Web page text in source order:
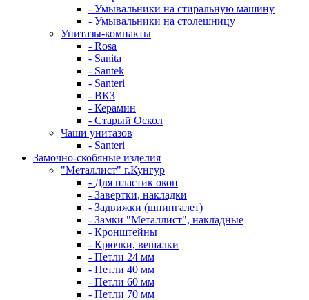
- Умывальники на стиральную машину
- Умывальники на столешницу
Унитазы-компакты
- Rosa
- Sanita
- Santek
- Santeri
- ВКЗ
- Керамин
- Старый Оскол
Чаши унитазов
- Santeri
Замочно-скобяные изделия
"Металлист" г.Кунгур
- Для пластик окон
- Завертки, накладки
- Задвижки (шпингалет)
- Замки "Металлист", накладные
- Кронштейны
- Крючки, вешалки
- Петли 24 мм
- Петли 40 мм
- Петли 60 мм
- Петли 70 мм